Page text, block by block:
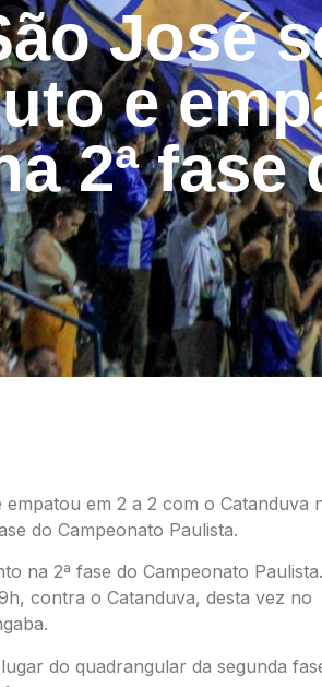
José
e
2ª fase
em 2 a 2 com o Catanduva
do Campeonato Paulista.
na 2ª fase do Campeonato
contra o Catanduva, desta vez no
do quadrangular da segunda